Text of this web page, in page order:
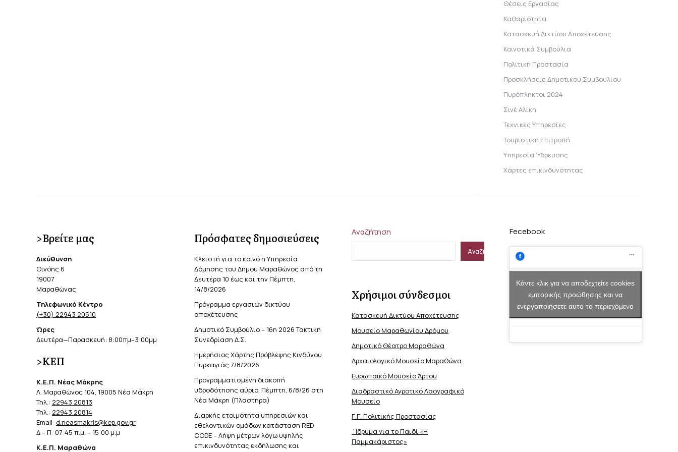
Θέσεις Εργασίας
Καθαριότητα
Κατασκευή Δικτύου Αποχέτευσης
Κοινοτικά Συμβούλια
Πολιτική Προστασία
Προσκλήσεις Δημοτικού Συμβουλίου
Πυρόπληκτοι 2024
Σινέ Αλίκη
Τεχνικές Υπηρεσίες
Τουριστική Επιτροπή
Υπηρεσία Ύδρευσης
Χάρτες επικινδυνότητας
>Βρείτε μας
Διεύθυνση
Οινόης 6
19007
Μαραθώνας
Τηλεφωνικό Κέντρο
(+30) 22943 20510
Ώρες
Δευτέρα—Παρασκευή: 8:00πμ–3:00μμ
>ΚΕΠ
Κ.Ε.Π. Νέας Μάκρης
Λ. Μαραθώνος 104, 19005 Νέα Μάκρη
Τηλ.: 22943 20813
Τηλ.: 22943 20814
Email: d.neasmakris@kep.gov.gr
Δ – Π: 07:45 π.μ. – 15:00 μ.μ
Κ.Ε.Π. Μαραθώνα
Πρόσφατες δημοσιεύσεις
Κλειστή για το κοινό η Υπηρεσία
Δόμησης του Δήμου Μαραθώνος από τη
Δευτέρα 10 έως και την Πέμπτη,
14/8/2026
Πρόγραμμα εργασιών δικτύου
αποχέτευσης
Δημοτικό Συμβούλιο – 16η 2026 Τακτική
Συνεδρίαση Δ.Σ.
Ημερήσιος Χάρτης Πρόβλεψης Κινδύνου
Πυρκαγιάς 7/8/2026
Προγραμματισμένη διακοπή
υδροδότησης αύριο, Πέμπτη, 6/8/26 στη
Νέα Μάκρη (Πλαστήρα)
Διαρκής ετοιμότητα υπηρεσιών και
εθελοντικών ομάδων κατάσταση RED
CODE – Λήψη μέτρων λόγω υψηλής
επικινδυνότητας εκδήλωσης και
Αναζήτηση
Αναζήτηση
Χρήσιμοι σύνδεσμοι
Κατασκευή Δικτύου Αποχέτευσης
Μουσείο Μαραθωνίου Δρόμου
Δημοτικό Θέατρο Μαραθώνα
Αρχαιολογικό Μουσείο Μαραθώνα
Ευρωπαϊκό Μουσείο Άρτου
Διαδραστικό Αγροτικό Λαογραφικό
Μουσείο
Γ.Γ. Πολιτικής Προστασίας
΄Ιδρυμα για το Παιδί «Η
Παμμακάριστος»
Fecebook
Κάντε κλικ για να αποδεχτείτε cookies
εμπορικής προώθησης και να
ενεργοποιήσετε αυτό το περιεχόμενο